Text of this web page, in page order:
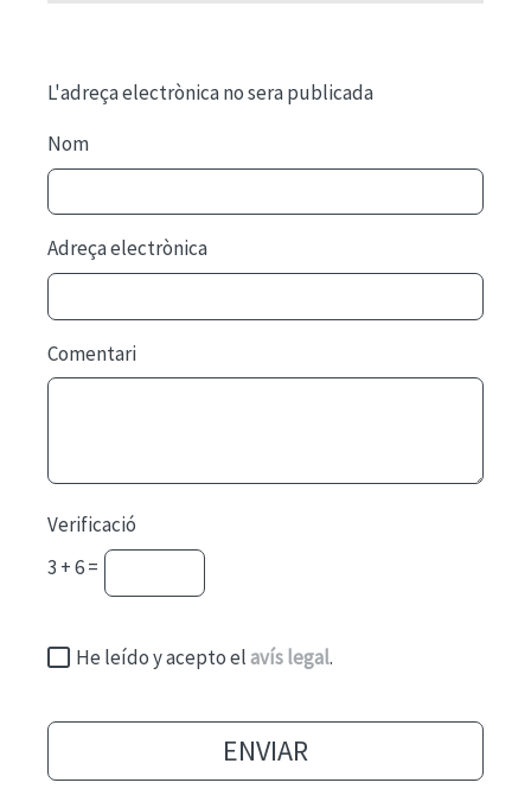
L'adreça electrònica no sera publicada
Nom
Adreça electrònica
Comentari
Verificació
3 + 6 =
He leído y acepto elavís legal.